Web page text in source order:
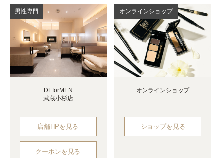
男性専門
DEforMEN
武蔵小杉店
店舗HPを見る
クーポンを見る
オンラインショップ
オンラインショップ
ショップを見る